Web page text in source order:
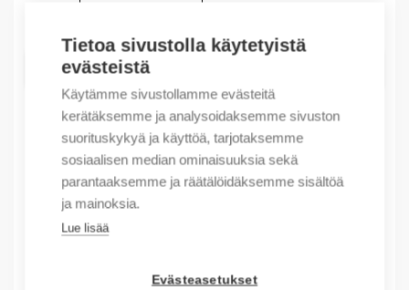
Tietoa sivustolla käytetyistä
evästeistä
Käytämme sivustollamme evästeitä
kerätäksemme ja analysoidaksemme sivuston
suorituskykyä ja käyttöä, tarjotaksemme
sosiaalisen median ominaisuuksia sekä
parantaaksemme ja räätälöidäksemme sisältöä
ja mainoksia.
Lue lisää
Evästeasetukset
LISÄÄ OSTOSKORIIN
Tuotekoodit
Tilauskoodi: 194LHE6G175
Product order number: 194LHE6G175
Valmistajan tuotenumero: 194L-HE6G-175